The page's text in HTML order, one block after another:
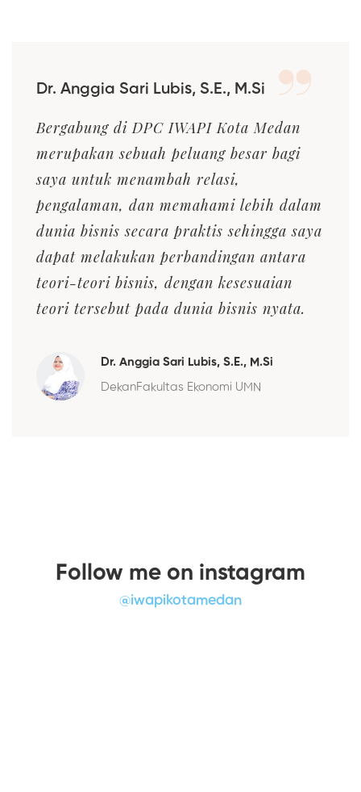
Dr. Anggia Sari Lubis, S.E., M.Si
Bergabung di DPC IWAPI Kota Medan
merupakan sebuah peluang besar bagi
saya untuk menambah relasi,
pengalaman, dan memahami lebih dalam
dunia bisnis secara praktis sehingga saya
dapat melakukan perbandingan antara
teori-teori bisnis, dengan kesesuaian
teori tersebut pada dunia bisnis nyata.
Dr. Anggia Sari Lubis, S.E., M.Si
DekanFakultas Ekonomi UMN
Follow me on instagram
@iwapikotamedan